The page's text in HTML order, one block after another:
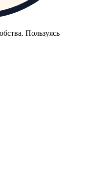
Пользуясь